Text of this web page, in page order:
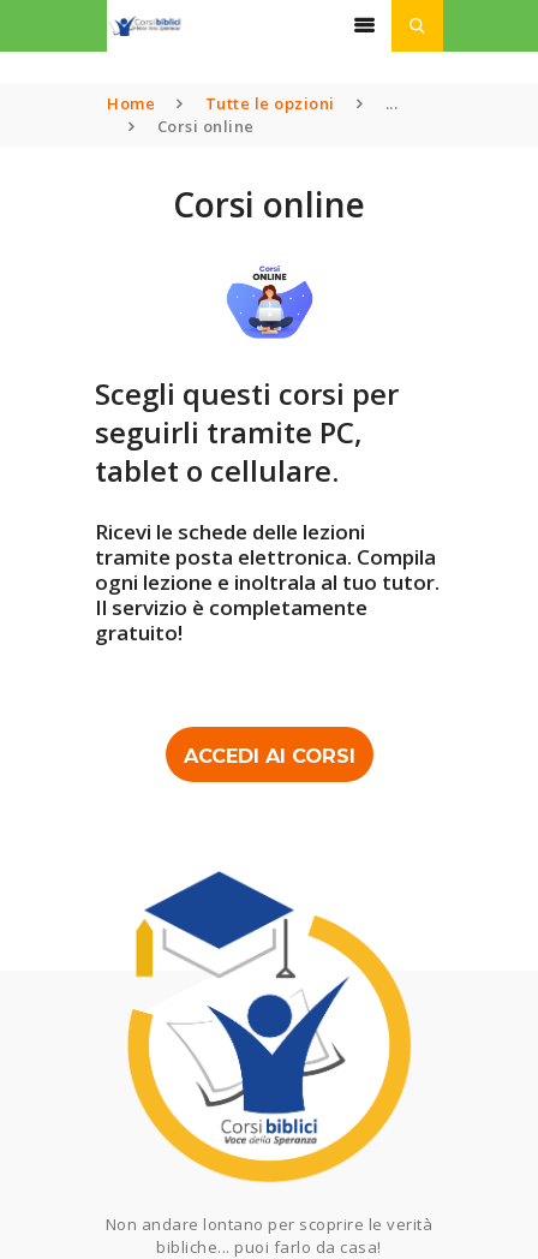
Home Tutte le opzioni
...
Corsi online
Corsi online
CHI SIAMO
LINK UTILI
ISCRIZIONI
Scegli questi corsi per
seguirli tramite PC,
tablet o cellulare.
Ricevi le schede delle lezioni
tramite posta elettronica. Compila
ogni lezione e inoltrala al tuo tutor.
Il servizio è completamente
gratuito!
ACCEDI AI CORSI
Non andare lontano per scoprire le verità
bibliche... puoi farlo da casa!